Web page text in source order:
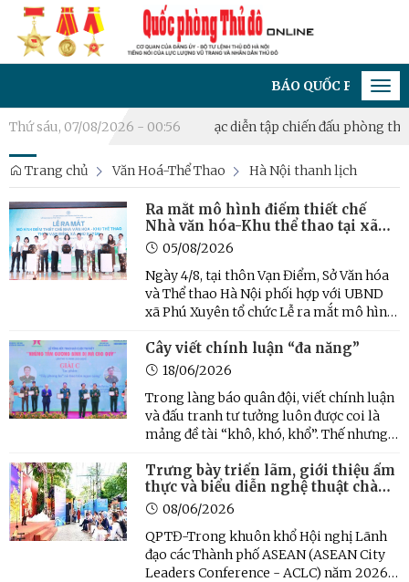
BÁO QUỐC PHÒNG THỦ
Thứ sáu, 07/08/2026 - 00:56
bộ đã nghỉ hưu Khai mạc diễn tập chiến đấu phòng thủ xã
Trang chủ Văn Hoá-Thể Thao Hà Nội thanh lịch
Ra mắt mô hình điểm thiết chế
Nhà văn hóa-Khu thể thao tại xã
Phú Xuyên
05/08/2026
Ngày 4/8, tại thôn Vạn Điểm, Sở Văn hóa
và Thể thao Hà Nội phối hợp với UBND
xã Phú Xuyên tổ chức Lễ ra mắt mô hình
thao thôn Vạn Điểm, xã Phú Xuyên.
Cây viết chính luận “đa năng”
18/06/2026
Trong làng báo quân đội, viết chính luận
và đấu tranh tư tưởng luôn được coi là
mảng đề tài “khô, khó, khổ”. Thế nhưng,
viên Báo Quốc phòng Thủ đô, mảng đề
tài ấy lại là một trận địa đầy cuốn hút, nơi
anh liên tục ...
Trưng bày triển lãm, giới thiệu ẩm
thực và biểu diễn nghệ thuật chào
mừng Hội nghị lãnh đạo các thành
phố ASEAN
08/06/2026
QPTĐ-Trong khuôn khổ Hội nghị Lãnh
đạo các Thành phố ASEAN (ASEAN City
Leaders Conference - ACLC) năm 2026